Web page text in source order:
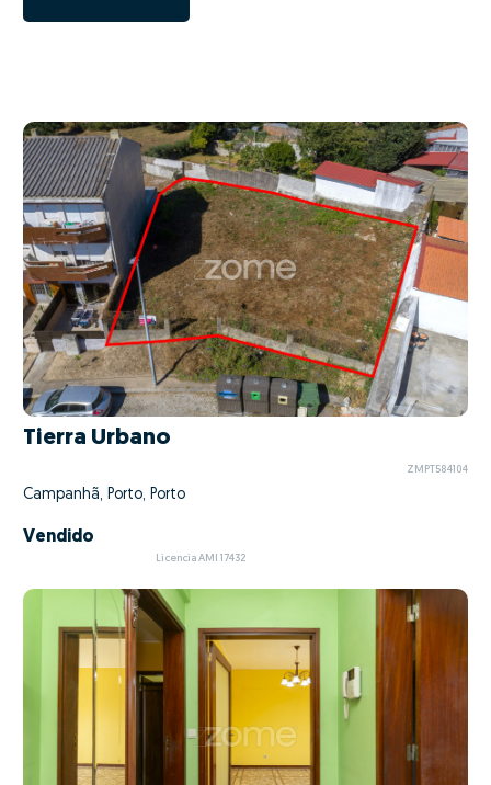
Tierra Urbano
ZMPT584104
Campanhã, Porto, Porto
Vendido
Licencia AMI 17432